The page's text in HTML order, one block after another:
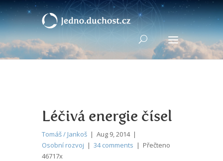
Léčivá energie čísel
Tomáš / Jankoš | Aug 9, 2014 |
Osobní rozvoj | 34 comments | Přečteno
46717x